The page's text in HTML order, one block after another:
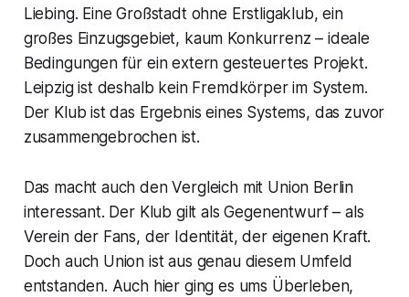
Liebing. Eine Großstadt ohne Erstligaklub, ein
großes Einzugsgebiet, kaum Konkurrenz – ideale
Bedingungen für ein extern gesteuertes Projekt.
Leipzig ist deshalb kein Fremdkörper im System.
Der Klub ist das Ergebnis eines Systems, das zuvor
zusammengebrochen ist.
Das macht auch den Vergleich mit Union Berlin
interessant. Der Klub gilt als Gegenentwurf – als
Verein der Fans, der Identität, der eigenen Kraft.
Doch auch Union ist aus genau diesem Umfeld
entstanden. Auch hier ging es ums Überleben,